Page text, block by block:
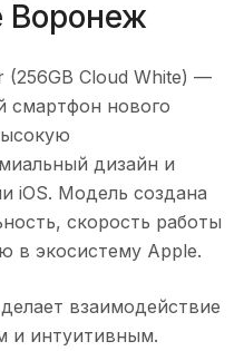
Воронеж
Cloud White) —
смартфон нового
дизайн и
iOS. Модель создана
скорость работы
в экосистему Apple.
взаимодействие
и интуитивным.